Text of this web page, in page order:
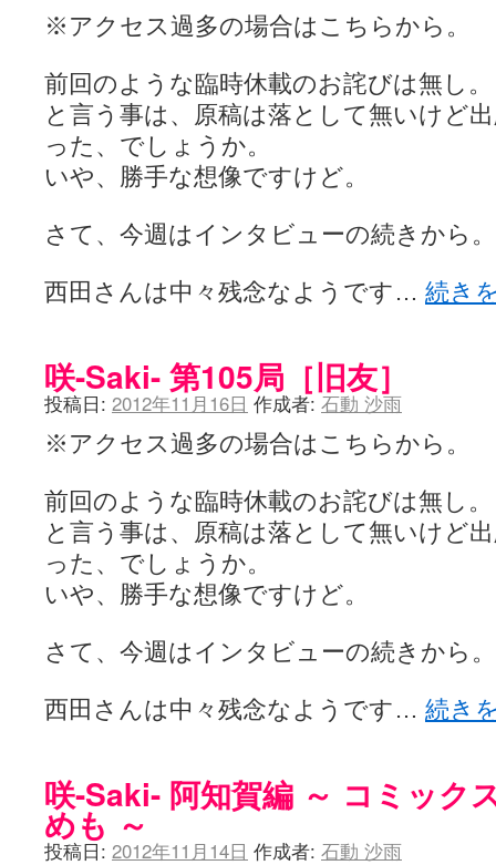
※アクセス過多の場合はこちらから。
前回のような臨時休載のお詫びは無し。
と言う事は、原稿は落として無いけど
った、でしょうか。
いや、勝手な想像ですけど。
さて、今週はインタビューの続きから。
西田さんは中々残念なようです… 続き
咲-Saki- 第105局［旧友］
投稿日: 2012年11月16日 作成者: 石動 沙雨
※アクセス過多の場合はこちらから。
前回のような臨時休載のお詫びは無し。
と言う事は、原稿は落として無いけど
った、でしょうか。
いや、勝手な想像ですけど。
さて、今週はインタビューの続きから。
西田さんは中々残念なようです… 続き
咲-Saki- 阿知賀編 ～ コミック
めも ～
投稿日: 2012年11月14日 作成者: 石動 沙雨